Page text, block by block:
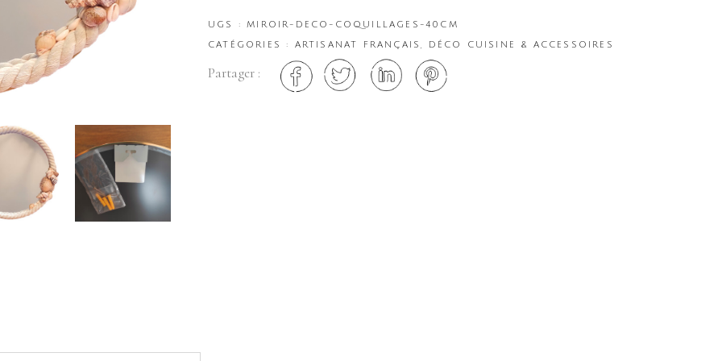
UGS :MIROIR-DECO-COQUILLAGES-40CM
CATÉGORIES : ARTISANAT FRANÇAIS DÉCO CUISINE & ACCESSOIRES
Partager :